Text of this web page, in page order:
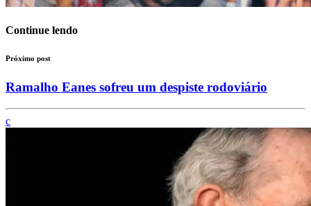
Continue lendo
Próximo post
Ramalho Eanes sofreu um despiste rodoviário